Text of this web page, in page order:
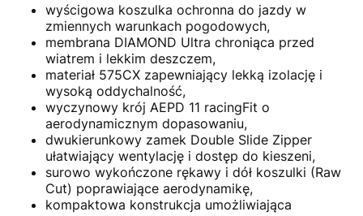
wyścigowa koszulka ochronna do jazdy w
zmiennych warunkach pogodowych,
membrana DIAMOND Ultra chroniąca przed
wiatrem i lekkim deszczem,
materiał 575CX zapewniający lekką izolację i
wysoką oddychalność,
wyczynowy krój AEPD 11 racingFit o
aerodynamicznym dopasowaniu,
dwukierunkowy zamek Double Slide Zipper
ułatwiający wentylację i dostęp do kieszeni,
surowo wykończone rękawy i dół koszulki (Raw
Cut) poprawiające aerodynamikę,
kompaktowa konstrukcja umożliwiająca